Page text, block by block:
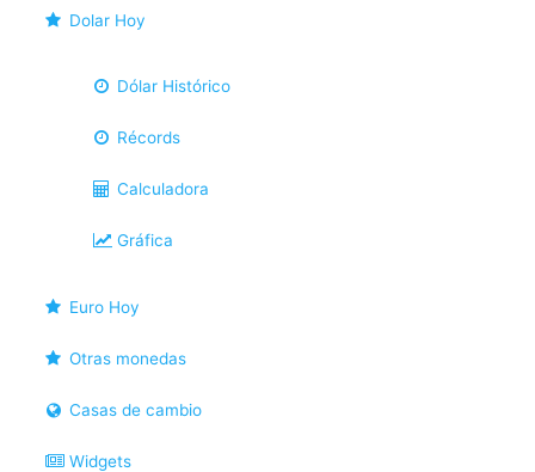
Dolar Hoy
Dólar Histórico
Récords
Calculadora
Gráfica
Euro Hoy
Otras monedas
Casas de cambio
Widgets